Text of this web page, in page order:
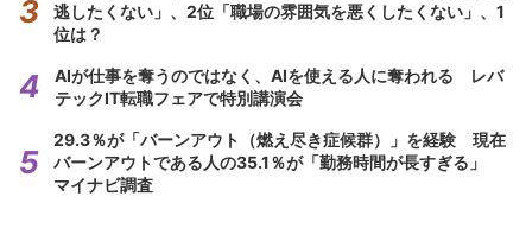
逃したくない」、2位「職場の雰囲気を悪くしたくない」、1
位は？
AIが仕事を奪うのではなく、AIを使える人に奪われる レバ
テックIT転職フェアで特別講演会
29.3％が「バーンアウト（燃え尽き症候群）」を経験 現在
バーンアウトである人の35.1％が「勤務時間が長すぎる」
マイナビ調査